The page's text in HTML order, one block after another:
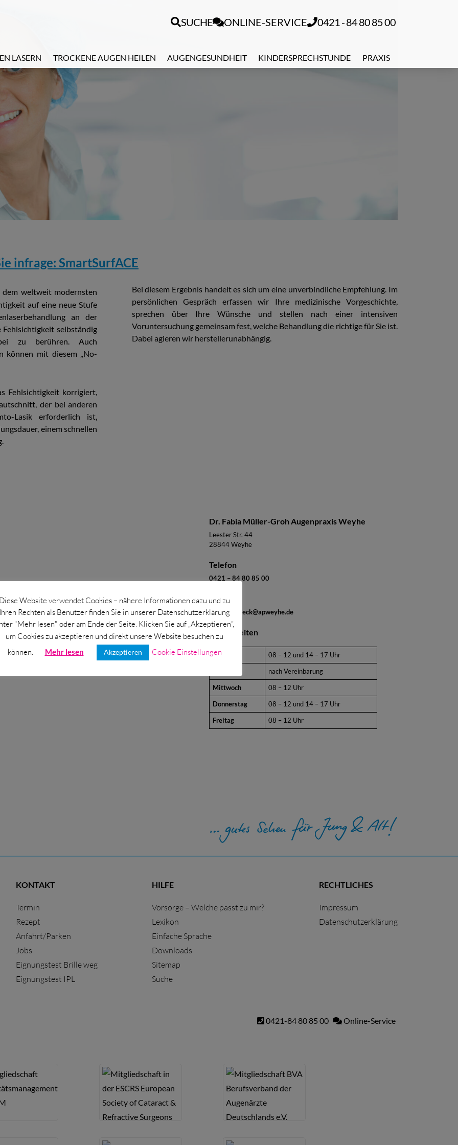
SUCHE ONLINE-SERVICE 0421 - 84 80 85 00
LASERN TROCKENE AUGEN HEILEN AUGENGESUNDHEIT KINDERSPRECHSTUNDE PRAXIS
infrage: SmartSurfACE
weltweit modernsten
auf eine neue Stufe
an der
selbständig
zu berühren. Auch
können mit diesem „No-
Fehlsichtigkeit korrigiert,
der bei anderen
Lasik erforderlich ist,
einem schnellen
Bei diesem Ergebnis handelt es sich um eine unverbindliche Empfehlung. Im
persönlichen Gespräch erfassen wir Ihre medizinische Vorgeschichte,
sprechen über Ihre Wünsche und stellen nach einer intensiven
Voruntersuchung gemeinsam fest, welche Behandlung die richtige für Sie ist.
Dabei agieren wir herstellerunabhängig.
Dr. Fabia Müller-Groh Augenpraxis Weyhe
Leester Str. 44
28844 Weyhe
Telefon
0421 – 84 80 85 00
E-Mail
eignungscheck@apweyhe.de
Sprechzeiten
Montag
08 – 12 und 14 – 17 Uhr
nach Vereinbarung
Mittwoch
08 – 12 Uhr
Donnerstag
08 – 12 und 14 – 17 Uhr
Freitag
08 – 12 Uhr
KONTAKT
Termin
Rezept
Anfahrt/Parken
Jobs
Eignungstest Brille weg
Eignungstest IPL
HILFE
Vorsorge – Welche passt zu mir?
Lexikon
Einfache Sprache
Downloads
Sitemap
Suche
RECHTLICHES
Impressum
Datenschutzerklärung
0421-84 80 85 00 Online-Service
Diese Website verwendet Cookies – nähere Informationen dazu und zu
Ihren Rechten als Benutzer finden Sie in unserer Datenschutzerklärung
"Mehr lesen" oder am Ende der Seite. Klicken Sie auf „Akzeptieren“,
um Cookies zu akzeptieren und direkt unsere Website besuchen zu
können.
Mehr lesen Akzeptieren Cookie Einstellungen